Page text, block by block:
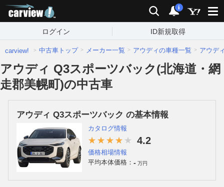
検索 通知
i
ログイン ID新規取得
carview! 中古車トップ メーカー一覧 アウディの車種一覧 アウデ
アウディ Q3スポーツバック(北海道・網
走郡美幌町)の中古車
アウディ Q3スポーツバック の基本情報
カタログ情報
4.2
価格相場情報
平均本体価格： - 万円